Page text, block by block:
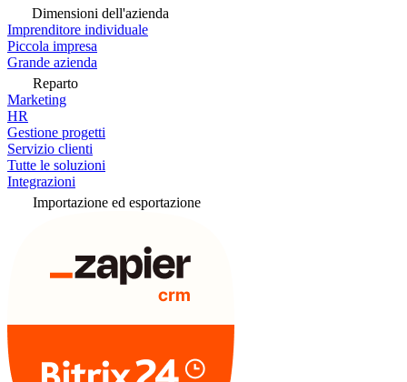
Dimensioni dell'azienda
Imprenditore individuale
Piccola impresa
Grande azienda
Reparto
Marketing
HR
Gestione progetti
Servizio clienti
Tutte le soluzioni
Integrazioni
Importazione ed esportazione